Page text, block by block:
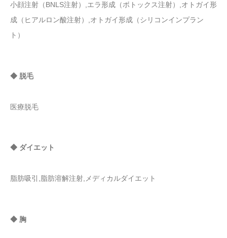
小顔注射（BNLS注射）,エラ形成（ボトックス注射）,オトガイ形
成（ヒアルロン酸注射）,オトガイ形成（シリコンインプラン
ト）
◆ 脱毛
医療脱毛
◆ ダイエット
脂肪吸引,脂肪溶解注射,メディカルダイエット
◆ 胸